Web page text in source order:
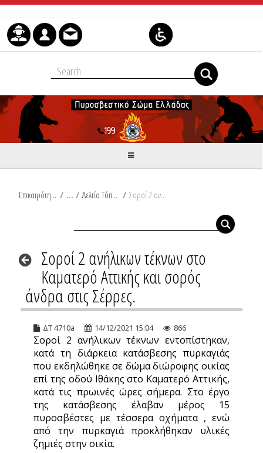
Μετάβαση στο περιεχόμενο
Επικαιρότητα / Δελτία Τύπου / Σοροί 2 ανήλικων τέκνων στο Καματερό Αττικής και σορός άνδρα στις Σέρρες.
Σοροί 2 ανήλικων τέκνων στο
Καματερό Αττικής και σορός
άνδρα στις Σέρρες.
ΔΤ 4710a 14/12/2021 15:04 866
Σοροί 2 ανήλικων τέκνων εντοπίστηκαν,
κατά τη διάρκεια κατάσβεσης πυρκαγιάς
που εκδηλώθηκε σε δώμα διώροφης οικίας
επί της οδού Ιθάκης στο Καματερό Αττικής,
κατά τις πρωινές ώρες σήμερα. Στο έργο
της κατάσβεσης έλαβαν μέρος 15
πυροσβέστες με τέσσερα οχήματα , ενώ
από την πυρκαγιά προκλήθηκαν υλικές
ζημιές στην οικία.